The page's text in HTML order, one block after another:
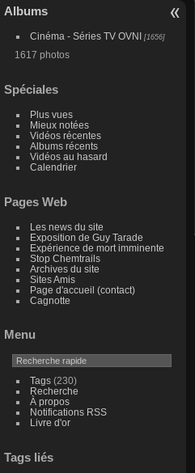
Albums
Cinéma - Séries TV OVNI [1656]
1617 photos
Spéciales
Plus vues
Mieux notées
Vidéos récentes
Albums récents
Vidéos au hasard
Calendrier
Pages Web
Les news du site
Exposition de Guy Tarade
Expérience de mort imminente
Stop Chemtrails
Archives du site
Sites Amis
Page d'accueil (contact)
Cagnotte
Menu
Tags(230)
Recherche
À propos
Notifications RSS
Livre d'or
Tags liés